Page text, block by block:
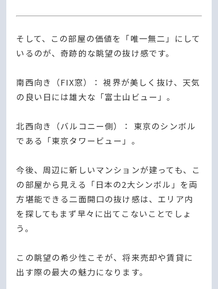
そして、この部屋の価値を「唯一無二」にして
いるのが、奇跡的な眺望の抜け感です。
南西向き（FIX窓）： 視界が美しく抜け、天気
の良い日には雄大な「富士山ビュー」。
北西向き（バルコニー側）： 東京のシンボル
である「東京タワービュー」。
今後、周辺に新しいマンションが建っても、こ
の部屋から見える「日本の2大シンボル」を両
方堪能できる二面開口の抜け感は、エリア内
を探してもまず早々に出てこないことでしょ
う。
この眺望の希少性こそが、将来売却や賃貸に
出す際の最大の魅力になります。